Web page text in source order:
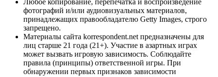
фотографий и/или аудиовизуальных материалов,
принадлежащих правообладателю Getty Images, строго
запрещено.
Материалы сайта korrespondent.net предназначены для
лиц старше 21 года (21+). Участие в азартных играх
может вызвать игровую зависимость. Соблюдайте
правила (принципы) ответственной игры. При
обнаружении первых признаков зависимости